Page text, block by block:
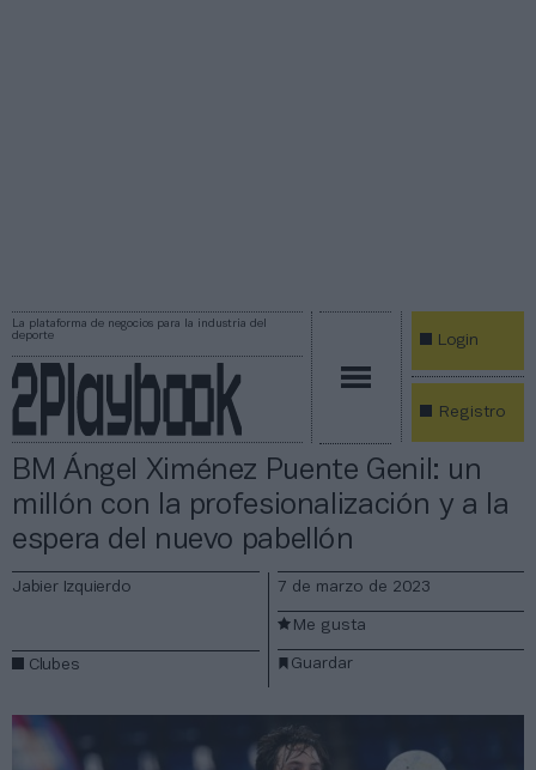
La plataforma de negocios para la industria del
deporte
Login
Registro
BM Ángel Ximénez Puente Genil: un
millón con la profesionalización y a la
espera del nuevo pabellón
Jabier Izquierdo
Clubes
7 de marzo de 2023
Guardar
Me gusta